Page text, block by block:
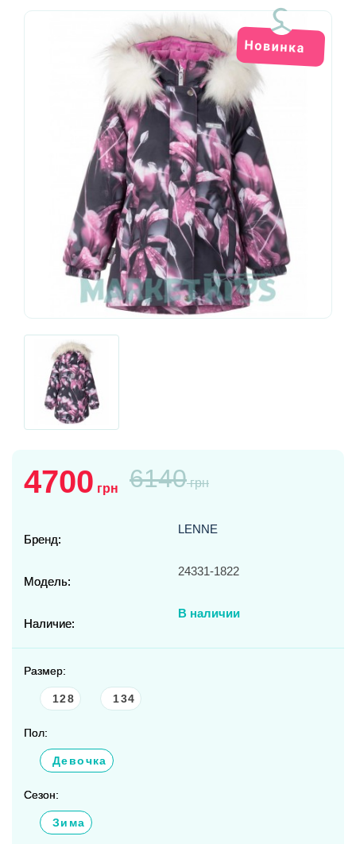
4700 грн 6140грн
Бренд:
LENNE
Модель:
24331-1822
Наличие:
В наличии
Размер:
128 134
Пол:
Девочка
Сезон:
Зима